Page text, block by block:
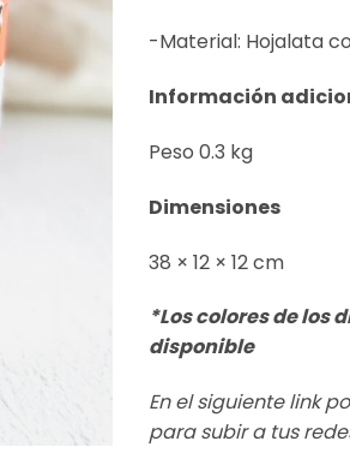
-Material: Hojalata
Información
Peso 0.3 kg
Dimensiones
38 × 12 × 12 cm
*Los colores de los
disponible
En el siguiente link
para subir a tus